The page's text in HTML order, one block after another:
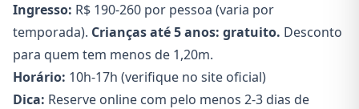
Ingresso: R$ 190-260 por pessoa (varia por
temporada). Crianças até 5 anos: gratuito. Desconto
para quem tem menos de 1,20m.
Horário: 10h-17h (verifique no site oficial)
Dica: Reserve online com pelo menos 2-3 dias de